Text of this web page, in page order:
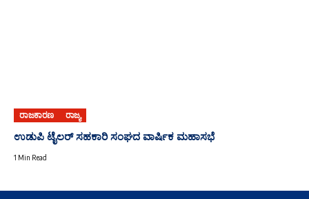
ರಾಜಕಾರಣ ರಾಜ್ಯ
ಉಡುಪಿ ಟೈಲರ್ ಸಹಕಾರಿ ಸಂಘದ ವಾರ್ಷಿಕ ಮಹಾಸಭೆ
1 Min Read